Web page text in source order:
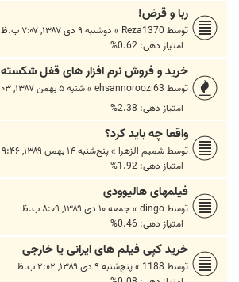
ربا و قرض!
توسط Reza1370
» دوشنبه ۹ دی ۱۳۸۷, ۷:۰۷ ب.ظ
امتیاز دهی: 0.62%
خرید و فروش نرم افزار های قفل شکسته
توسط ehsannoroozi63
»شنبه ۵ بهمن ۱۳۸۷, ۲:۰۳ ب.ظ
امتیاز دهی: 2.38%
واقعا چه باید کرد؟
توسطشمیم الزهرا »پنج‌شنبه ۱۴ بهمن ۱۳۸۹, ۹:۴۶ ق.ظ
امتیاز دهی: 1.92%
فیلمهای هالیوودی
توسطdingo
»جمعه ۱۰ دی ۱۳۸۹, ۸:۰۹ ب.ظ
امتیاز دهی: 0.46%
خرید کپی فیلم های ایرانی یا خارجی
توسط 1188
»پنج‌شنبه ۹ دی ۱۳۸۹, ۲:۰۲ ب.ظ